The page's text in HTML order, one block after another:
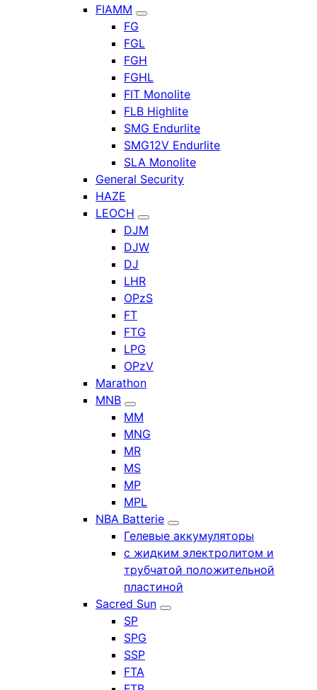
FIAMM
FG
FGL
FGH
FGHL
FIT Monolite
FLB Highlite
SMG Endurlite
SMG12V Endurlite
SLA Monolite
General Security
HAZE
LEOCH
DJM
DJW
DJ
LHR
OPzS
FT
FTG
LPG
OPzV
Marathon
MNB
MM
MNG
MR
MS
MP
MPL
NBA Batterie
Гелевые аккумуляторы
с жидким электролитом и
трубчатой положительной
пластиной
Sacred Sun
SP
SPG
SSP
FTA